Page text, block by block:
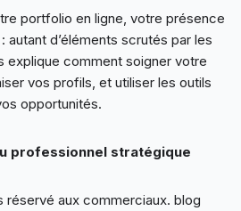
portfolio en ligne, votre présence
autant d’éléments scrutés par les
explique comment soigner votre
vos profils, et utiliser les outils
opportunités.
professionnel stratégique
réservé aux commerciaux. blog